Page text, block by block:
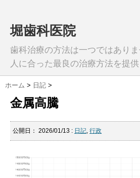
堀歯科医院
歯科治療の方法は一つではあり
人に合った最良の治療方法を提供
ホーム > 日記 >
金属高騰
公開日： 2026/01/13 : 日記, 行政